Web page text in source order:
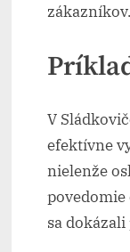
zákazníkov.
V
efektívne
nielenže
sa